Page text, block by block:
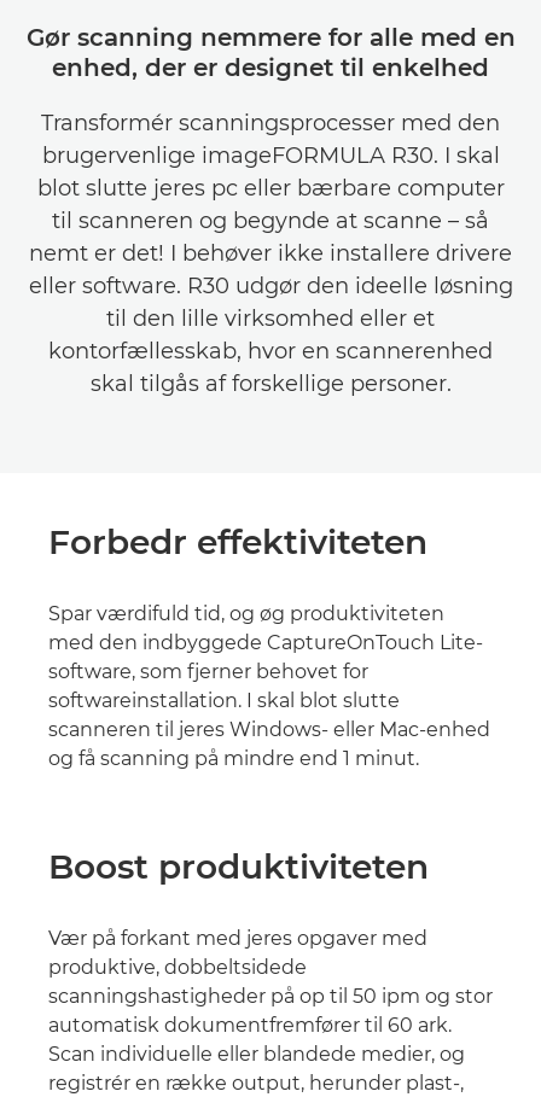
Gør scanning nemmere for alle med en
enhed, der er designet til enkelhed
Transformér scanningsprocesser med den
brugervenlige imageFORMULA R30. I skal
blot slutte jeres pc eller bærbare computer
til scanneren og begynde at scanne – så
nemt er det! I behøver ikke installere drivere
eller software. R30 udgør den ideelle løsning
til den lille virksomhed eller et
kontorfællesskab, hvor en scannerenhed
skal tilgås af forskellige personer.
Forbedr effektiviteten
Spar værdifuld tid, og øg produktiviteten
med den indbyggede CaptureOnTouch Lite-
software, som fjerner behovet for
softwareinstallation. I skal blot slutte
scanneren til jeres Windows- eller Mac-enhed
og få scanning på mindre end 1 minut.
Boost produktiviteten
Vær på forkant med jeres opgaver med
produktive, dobbeltsidede
scanningshastigheder på op til 50 ipm og stor
automatisk dokumentfremfører til 60 ark.
Scan individuelle eller blandede medier, og
registrér en række output, herunder plast-,